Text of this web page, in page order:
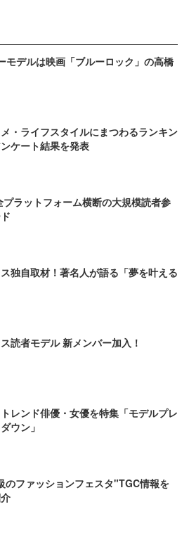
モデルは映画「ブルーロック」の高橋
・ライフスタイルにまつわるランキン
ケート結果を発表
プラットフォーム横断の大規模読者参
独自取材！著名人が語る「夢を叶える
読者モデル 新メンバー加入！
レンド俳優・女優を特集「モデルプレ
ウン」
のファッションフェスタ"TGC情報を